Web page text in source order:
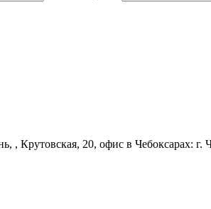
, Крутовская, 20, офис в Чебоксарах: г.